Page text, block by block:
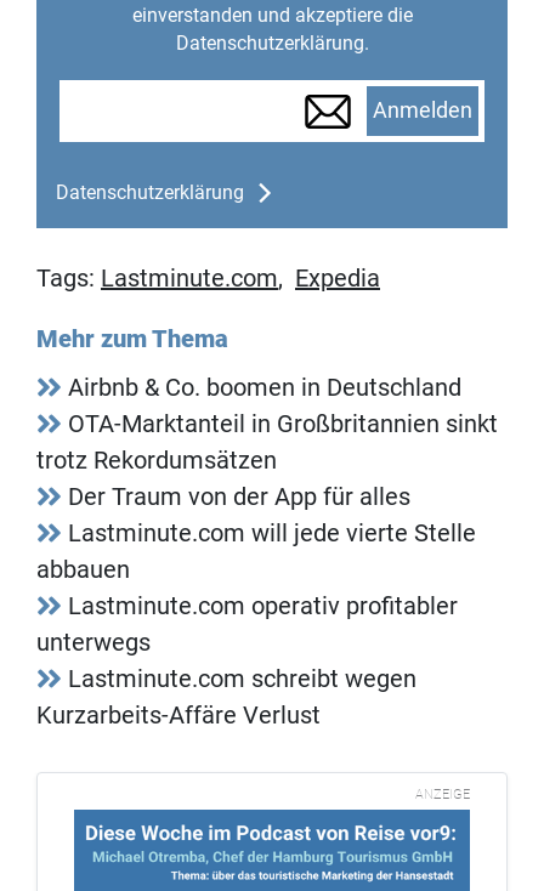
einverstanden und akzeptiere die
Datenschutzerklärung.
Anmelden
Datenschutzerklärung
Tags: Lastminute.com, Expedia
Mehr zum Thema
Airbnb & Co. boomen in Deutschland
OTA-Marktanteil in Großbritannien sinkt
trotz Rekordumsätzen
Der Traum von der App für alles
Lastminute.com will jede vierte Stelle
abbauen
Lastminute.com operativ profitabler
unterwegs
Lastminute.com schreibt wegen
Kurzarbeits-Affäre Verlust
ANZEIGE